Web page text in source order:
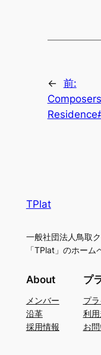
← 前:
TPlat
一般社団法人鳥取
「TPlat」のホーム
About
メンバー
沿革
採用情報
プ
プ
利
お